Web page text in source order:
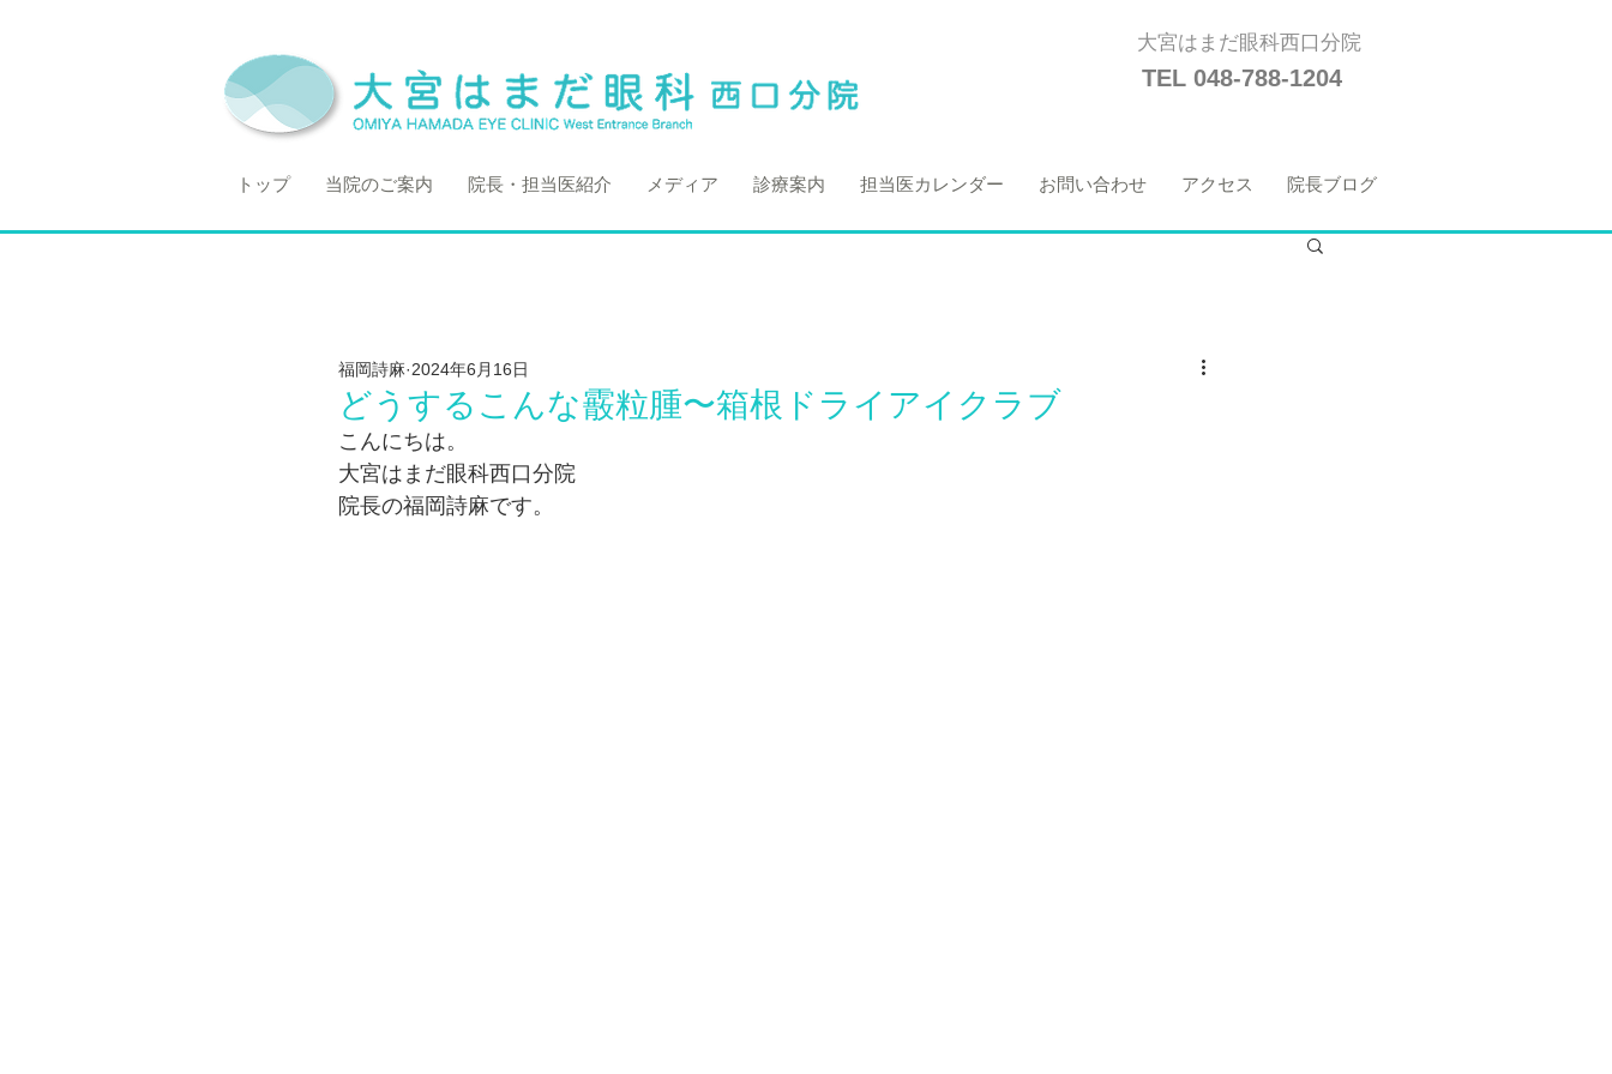
大宮はまだ眼科西口分院
TEL 048-788-1204
トップ 当院のご案内 院長・担当医紹介 メディア 診療案内 担当医カレンダー お問い合わせ アクセス 院長ブログ
どうするこんな霰粒腫〜箱根ドライアイクラブ
福岡詩麻 2024年6月16日
こんにちは。
大宮はまだ眼科西口分院
院長の福岡詩麻です。